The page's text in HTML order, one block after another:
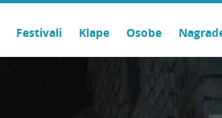
Festivali Klape Osobe